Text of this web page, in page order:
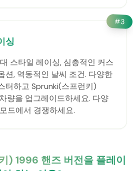
#3
싱
스타일 레이싱, 심층적인 커스
션, 역동적인 날씨 조건. 다양한
터하고 Sprunki(스프런키)
량을 업그레이드하세요. 다양
드에서 경쟁하세요.
) 1996 핸즈 버전을 플레이